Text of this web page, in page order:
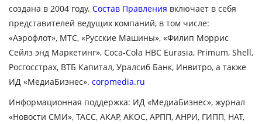
создана в 2004 году. Состав Правления включает в себя
представителей ведущих компаний, в том числе:
«Аэрофлот», МТС, «Русские Машины», «Филип Моррис
Сейлз энд Маркетинг», Coca-Cola HBC Eurasia, Primum, Shell,
Росгосстрах, ВТБ Капитал, Уралсиб Банк, Инвитро, а также
ИД «МедиаБизнес». corpmedia.ru
Информационная поддержка: ИД «МедиаБизнес», журнал
«Новости СМИ», ТАСС, АКАР, АКОС, АРПП, АНРИ, ГИПП, НАТ,